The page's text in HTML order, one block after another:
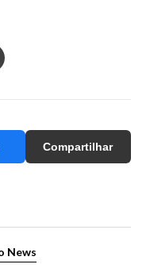
Compartilhar
News